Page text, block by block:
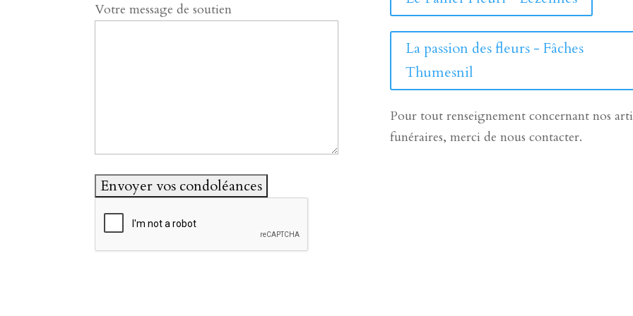
Votre message de soutien
La passion des fleurs - Fâches
Thumesnil
Pour tout renseignement concernant nos
funéraires, merci de nous contacter.